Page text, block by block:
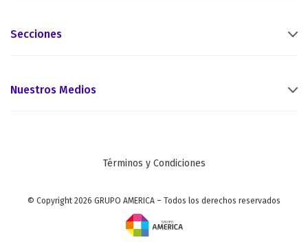
Secciones
Nuestros Medios
Términos y Condiciones
© Copyright 2026 GRUPO AMERICA – Todos los derechos reservados